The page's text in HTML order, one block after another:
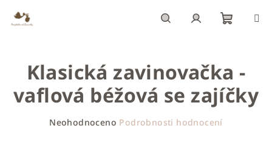
obsah
košík
Klasická zavinovačka -
vaflová béžová se zajíčky
Neohodnoceno Podrobnosti hodnocení